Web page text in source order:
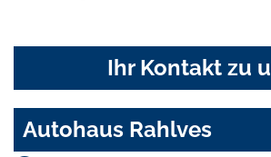
Ihr Kontakt zu
Autohaus Rahlves